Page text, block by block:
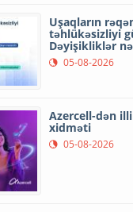
Uşaqların
təhlükəsizliyi
Dəyişikliklər
05-08-2026
Azercell-dən
xidməti
05-08-2026